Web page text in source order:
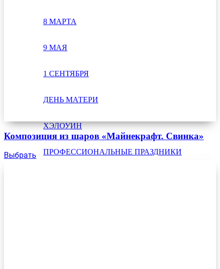
8 МАРТА
9 МАЯ
1 СЕНТЯБРЯ
ДЕНЬ МАТЕРИ
ХЭЛОУИН
ПРОФЕССИОНАЛЬНЫЕ ПРАЗДНИКИ
Композиция из шаров «Майнекрафт. Свинка»
Выбрать